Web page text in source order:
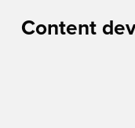
الآغا
خان
Content